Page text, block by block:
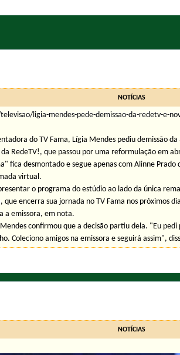
NOTÍCIAS
ligia-mendes-pede-demissao-da-redetv-e-
do TV Fama, Lígia Mendes pediu demissão
RedeTV!, que passou por uma reformulação em
fica desmontado e segue apenas com Alinne
virtual.
o programa do estúdio ao lado da única
encerra sua jornada no TV Fama nos próximos
a emissora, em nota.
confirmou que a decisão partiu dela. "Eu
Coleciono amigos na emissora e seguirá assim",
NOTÍCIAS